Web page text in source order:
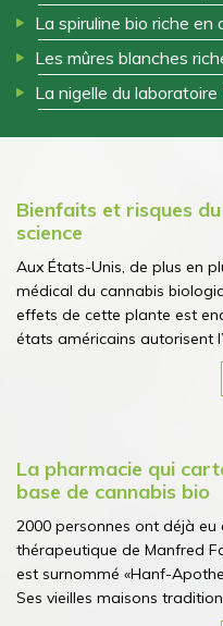
Bienfaits et risques
science
Aux États-Unis, de plus en
médical du cannabis
effets de cette plante est
états américains autorisent
La pharmacie qui
base de cannabis bio
2000 personnes ont déjà eu
thérapeutique de Manfred
est surnommé «Hanf-
Ses vieilles maisons
La spiruline bio riche en
Les mûres blanches
La nigelle du